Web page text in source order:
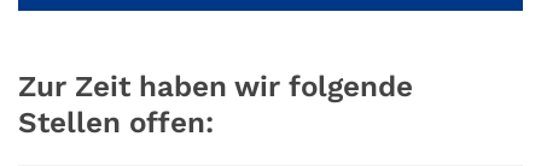
Zur Zeit haben wir folgende
Stellen offen: